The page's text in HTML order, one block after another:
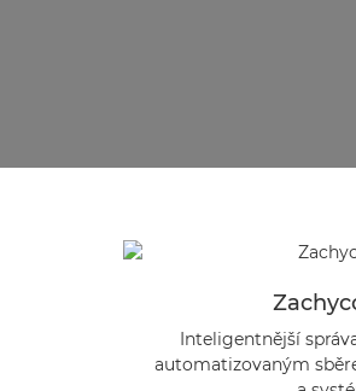
Inteligentnější
automatizovaným